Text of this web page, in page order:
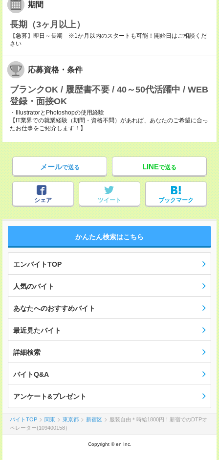
期間
長期（3ヶ月以上）
【急募】即日～長期 ※1か月以内のスタートも可能！開始日はご相談くだ
さい
応募資格・条件
ブランクOK / 履歴書不要 / 40～50代活躍中 / WEB
登録・面接OK
・IllustratorとPhotoshopの使用経験
【IT業界での就業経験（期間・資格不問）があれば、あなたのご希望に合っ
たお仕事をご紹介します！】
メールで送る LINEで送る
シェア ツイート ブックマーク
かんたん検索はこちら
エンバイトTOP
人気のバイト
あなたへのおすすめバイト
最近見たバイト
詳細検索
バイトQ&A
アンケート&プレゼント
バイトTOP 関東 東京都 新宿区
服装自由＊時給1800円！新宿でのDTPオ
ペレーター(109400158）
Copyright © en Inc.